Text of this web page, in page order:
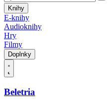
Knihy
E-knihy
Audioknihy
Hry
Filmy
Doplnky
Beletria